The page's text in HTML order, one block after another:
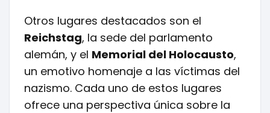
Otros lugares destacados son el
Reichstag, la sede del parlamento
alemán, y el Memorial del Holocausto,
un emotivo homenaje a las víctimas del
nazismo. Cada uno de estos lugares
ofrece una perspectiva única sobre la